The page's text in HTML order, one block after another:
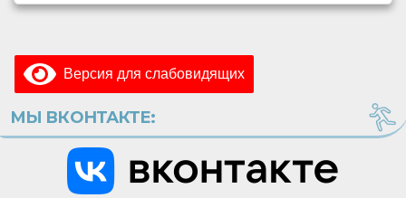
Версия для слабовидящих
МЫ ВКОНТАКТЕ: